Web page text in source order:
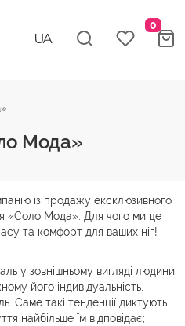
0
Мода»
із продажу ексклюзивного
«Соло Мода». Для чого ми це
та комфорт для ваших ніг!
у зовнішньому вигляді людини,
його індивідуальність,
Саме такі тенденції диктують
найбільше їм відповідає;